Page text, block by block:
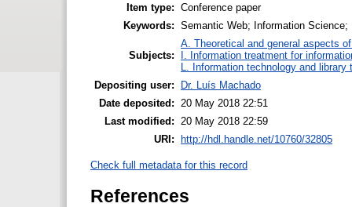
Item type: Conference paper
Keywords: Semantic Web; Information
Subjects:
A. Theoretical and general aspects
I. Information treatment for
L. Information technology and library
Depositing user:
Dr. Luís Machado
Date deposited:
20 May 2018 22:51
Last modified:
20 May 2018 22:59
URI:
http://hdl.handle.net/10760/32805
Check full metadata for this record
References